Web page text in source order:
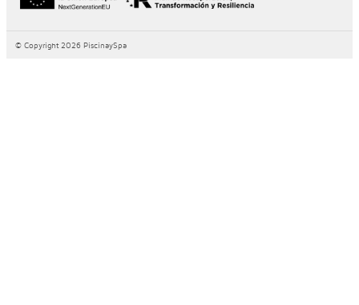
© Copyright 2026 PiscinaySpa